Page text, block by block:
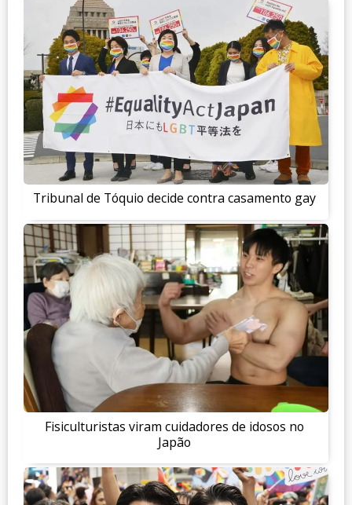
Tribunal de Tóquio decide contra casamento gay
Fisiculturistas viram cuidadores de idosos no
Japão